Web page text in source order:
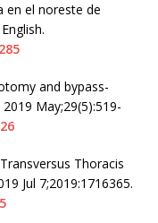
en el noreste de
and bypass-
May;29(5):519-
Thoracis
Jul 7;2019:1716365.